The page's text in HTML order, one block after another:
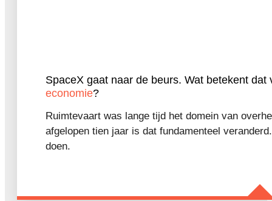
SpaceX gaat naar de beurs. Wat betekent
economie?
Ruimtevaart was lange tijd het domein van
afgelopen tien jaar is dat fundamenteel
doen.